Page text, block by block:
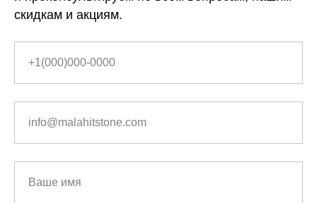
скидкам и акциям.
+1(000)000-0000
info@malahitstone.com
Ваше имя